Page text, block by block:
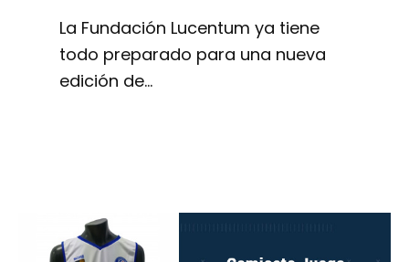
La Fundación Lucentum ya tiene
todo preparado para una nueva
edición de…